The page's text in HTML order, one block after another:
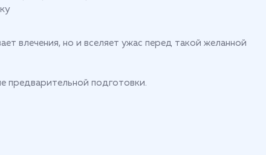
влечения, но и вселяет ужас перед такой желанной
предварительной подготовки.